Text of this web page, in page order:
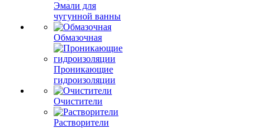
Эмали для
чугунной ванны
Обмазочная
Проникающие
гидроизоляции
Очистители
Растворители